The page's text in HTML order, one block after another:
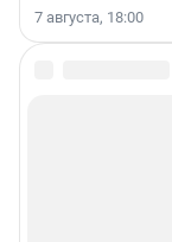
7 августа, 18:00